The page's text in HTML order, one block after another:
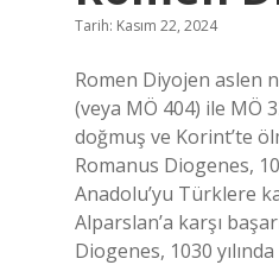
Tarih: Kasım 22, 2024
Romen Diyojen aslen
(veya MÖ 404) ile MÖ
doğmuş ve Korint’te
Romanus Diogenes,
Anadolu’yu Türklere
Alparslan’a karşı
Diogenes, 1030